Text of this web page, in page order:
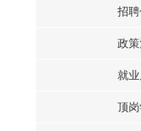
招
政
就
顶